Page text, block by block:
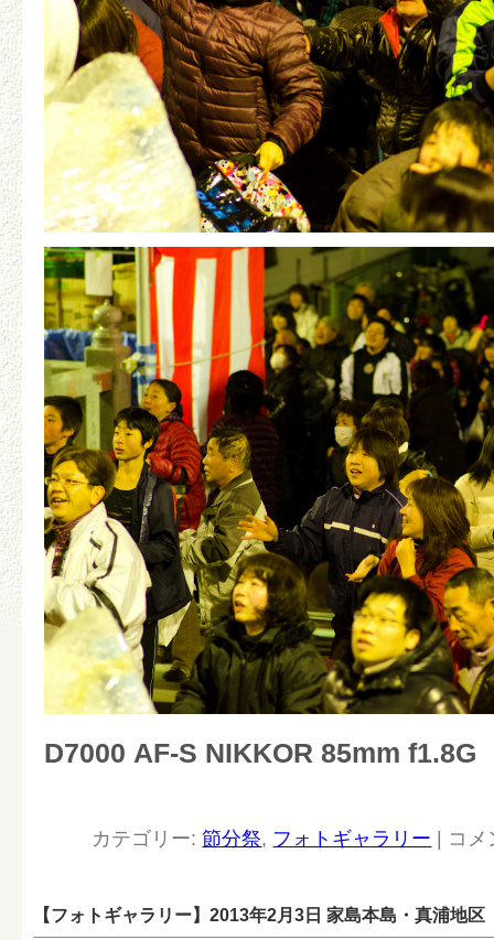
D7000 AF-S NIKKOR 85mm f1.8G
カテゴリー:節分祭, フォトギャラリー コ
【フォトギャラリー】2013年2月3日 家島本島・真浦地